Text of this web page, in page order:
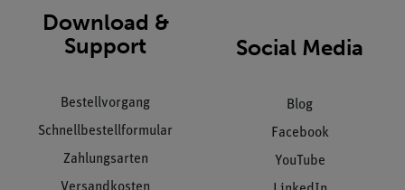
Download &
Support
Bestellvorgang
Schnellbestellformular
Zahlungsarten
Versandkosten
Social Media
Blog
Facebook
YouTube